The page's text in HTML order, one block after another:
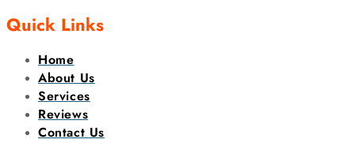
Quick Links
Home
About Us
Services
Reviews
Contact Us